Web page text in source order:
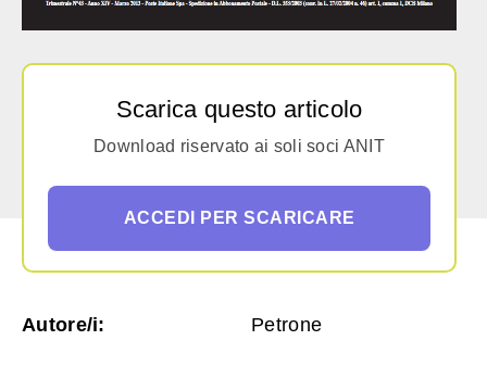
Scarica questo articolo
Download riservato ai soli soci ANIT
ACCEDI PER SCARICARE
Autore/i: Petrone